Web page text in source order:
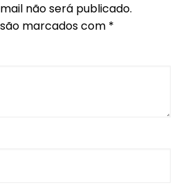
não será publicado.
marcados com *